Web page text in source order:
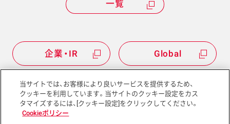
企業・IR Global
一覧
サイトマップ サイトポリシー
当サイトでは、お客様により良いサービスを提供するため、
クッキーを利用しています。当サイトのクッキー設定をカス
タマイズするには、[クッキー設定]をクリックしてください。
Cookieポリシー